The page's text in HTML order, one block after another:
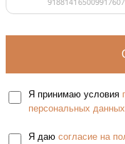
Я принимаю условия
персональных данных
Я даю согласие на